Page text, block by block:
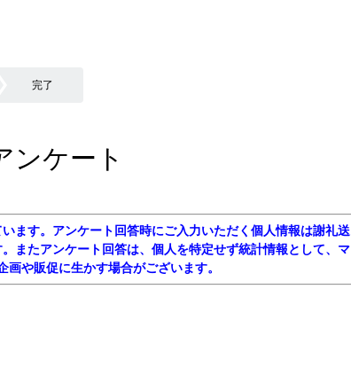
完了
ンケート
ます。アンケート回答時にご入力いただく個人情報は謝礼送
またアンケート回答は、個人を特定せず統計情報として、マ
や販促に生かす場合がございます。